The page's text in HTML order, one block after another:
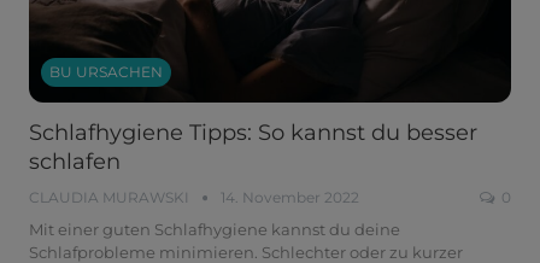
BU URSACHEN
Schlafhygiene Tipps: So kannst du besser
schlafen
CLAUDIA MURAWSKI 14. November 2022 0
Mit einer guten Schlafhygiene kannst du deine
Schlafprobleme minimieren. Schlechter oder zu kurzer